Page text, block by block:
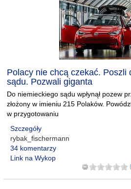
Polacy nie chcą czekać. Poszli
sądu. Pozwali giganta
Do niemieckiego sądu wpłynął pozew
złożony w imieniu 215 Polaków.
w przygotowaniu
Szczegóły
rybak_fischermann
34 komentarzy
Link na Wykop